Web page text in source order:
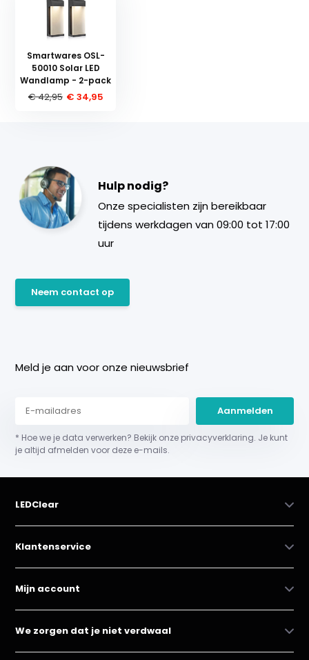
Smartwares OSL-
50010 Solar LED
Wandlamp - 2-pack
€ 42,95 € 34,95
Hulp nodig?
Onze specialisten zijn bereikbaar
tijdens werkdagen van 09:00 tot 17:00
uur
Neem contact op
Meld je aan voor onze nieuwsbrief
Aanmelden
* Hoe we je data verwerken? Bekijk onze privacyverklaring. Je kunt
je altijd afmelden voor deze e-mails.
LEDClear
Klantenservice
Mijn account
We zorgen dat je niet verdwaal